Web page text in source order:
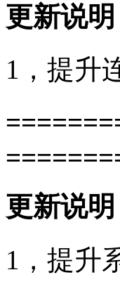
更新说明
1，提升
更新说明
1，提升